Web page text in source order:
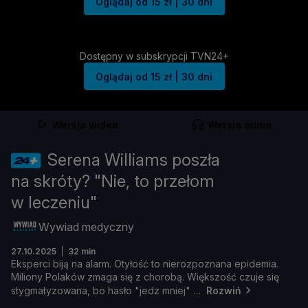
Dostępny w subskrypcji TVN24+
Oglądaj od 15 zł | 30 dni
Serena Williams poszła
na skróty? "Nie, to przełom
w leczeniu"
Wywiad medyczny
27.10.2025 32 min
Eksperci biją na alarm. Otyłośćto nierozpoznana epidemia.
Miliony Polaków zmaga się z chorobą. Większość czuje się
stygmatyzowana, bo hasło "jedz mniej" Rozwiń